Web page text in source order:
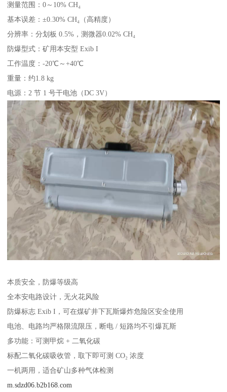
测量范围：0～10% CH₄
基本误差：±0.30% CH₄（高精度）
分辨率：分划板 0.5%，测微器0.02% CH₄
防爆型式：矿用本安型 Exib I
工作温度：-20℃～+40℃
重量：约1.8 kg
电源：2 节 1 号干电池（DC 3V）
本质安全，防爆等级高
全本安电路设计，无火花风险
防爆标志 Exib I，可在煤矿井下瓦斯爆炸危险区安全使用
电池、电路均严格限流限压，断电 / 短路均不引爆瓦斯
多功能：可测甲烷 + 二氧化碳
标配二氧化碳吸收管，取下即可测 CO₂ 浓度
一机两用，适合矿山多种气体检测
m.sdzd06.b2b168.com